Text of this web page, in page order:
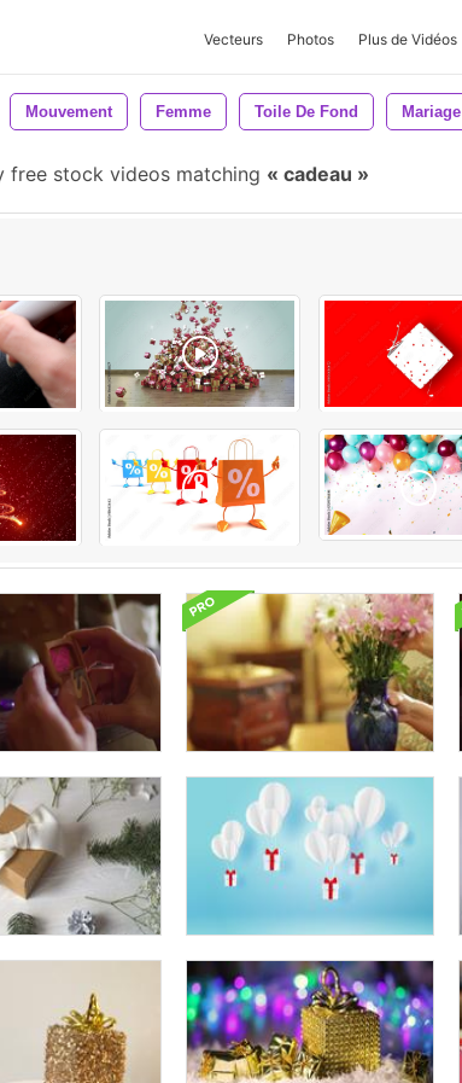
Vecteurs Photos Plus de Vidéos
Mouvement Femme Toile De Fond Mariage
free stock videos matching cadeau